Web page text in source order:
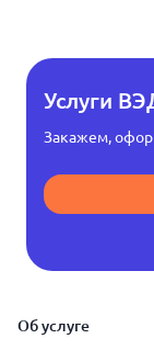
Услуги
Закажем,
Об услуге